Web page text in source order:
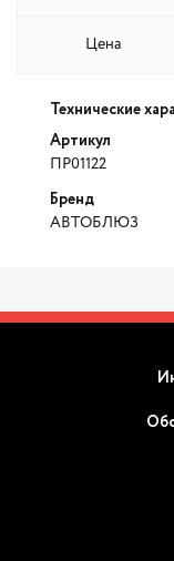
Цена
Технические
Артикул
ПР01122
Бренд
АВТОБЛЮЗ